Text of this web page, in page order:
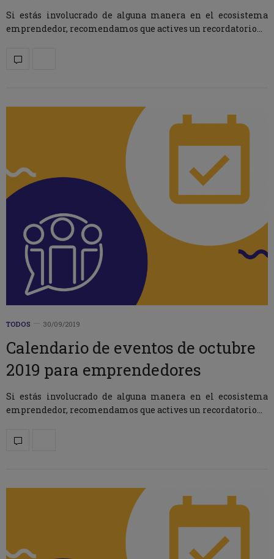
Si estás involucrado de alguna manera en el ecosistema
emprendedor, recomendamos que actives un recordatorio…
TODOS 30/09/2019
Calendario de eventos de octubre
2019 para emprendedores
Si estás involucrado de alguna manera en el ecosistema
emprendedor, recomendamos que actives un recordatorio…